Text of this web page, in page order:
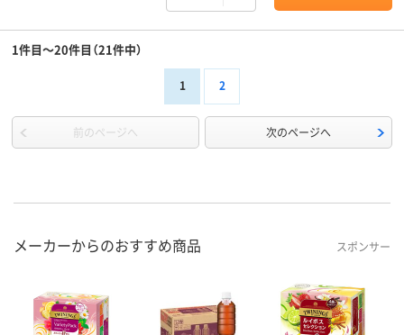
1件目～20件目（21件中）
1 2
前のページへ 次のページへ
メーカーからのおすすめ商品 スポンサー